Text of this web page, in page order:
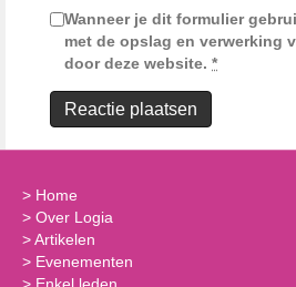
Wanneer je dit formulier
met de opslag en verwerking
door deze website. *
> Home
> Over Logia
>Artikelen
> Evenementen